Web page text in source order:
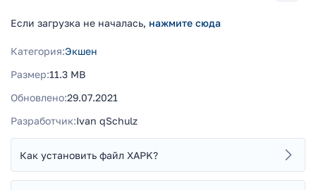
Если загрузка не началась, нажмите сюда
Категория:Экшен
Размер:11.3 MB
Обновлено:29.07.2021
Разработчик:Ivan qSchulz
Как установить файл XAPK?